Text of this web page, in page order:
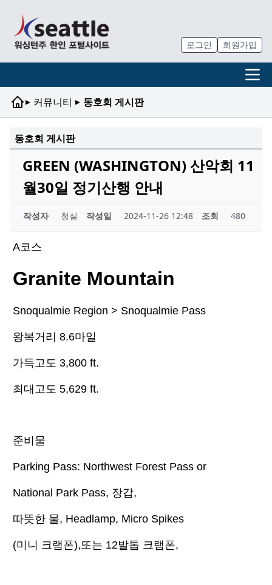
로그인 회원가입
▸ 커뮤니티 ▸ 동호회 게시판
동호회 게시판
GREEN (WASHINGTON) 산악회 11
월30일 정기산행 안내
작성자 청실 작성일 2024-11-26 12:48 조회 480
A코스
Granite Mountain
Snoqualmie Region > Snoqualmie Pass
왕복거리 8.6마일
가득고도 3,800 ft.
최대고도 5,629 ft.
준비물
Parking Pass: Northwest Forest Pass or
National Park Pass, 장갑,
따뜻한 물, Headlamp, Micro Spikes
(미니 크램폰),또는 12발톱 크램폰,